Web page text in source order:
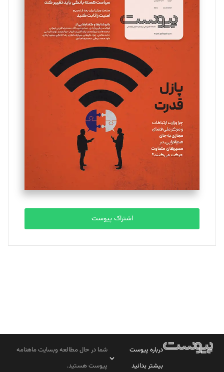
تحریریه
مینا پاکدل
یسنا امان‌پور
تحریریه
ملینا جعفری
تحریریه
مصطفی مسجدی آرانی
تحریریه
بابک نقاش
تحریریه
اشتراک پیوست
درباره پیوست
بیشتر بدانید
شما در حال مطالعه وبسایت ماهنامه
پیوست هستید.